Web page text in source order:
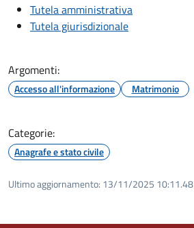
Tutela amministrativa
Tutela giurisdizionale
Argomenti:
Accesso all'informazione Matrimonio
Categorie:
Anagrafe e stato civile
Ultimo aggiornamento: 13/11/2025 10:11.48